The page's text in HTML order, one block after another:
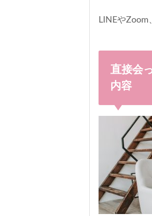
LINEや
直接会ってるみたい！彼と楽しめるオンラインデートの
内容